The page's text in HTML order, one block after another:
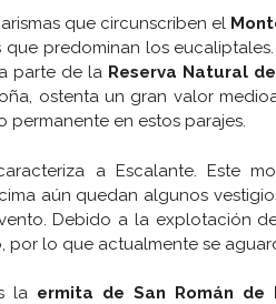
que circunscriben el
predominan los
parte de la Reserva Natural
ostenta un gran valor
permanente en estos parajes.
a Escalante. Este
aún quedan algunos
Debido a la explotación
lo que actualmente se
la ermita de San Román de